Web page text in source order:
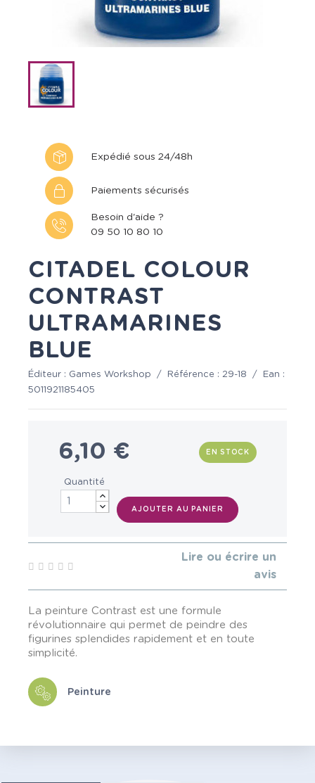
Expédié sous 24/48h
Paiements sécurisés
Besoin d'aide ?
09 50 10 80 10
CITADEL COLOUR
CONTRAST
ULTRAMARINES
BLUE
Éditeur : Games Workshop / Référence : 29-18 /
Ean :
5011921185405
6,10 € EN STOCK
Quantité
AJOUTER AU PANIER
Lire ou écrire un
avis
La peinture Contrast est une formule
révolutionnaire qui permet de peindre des
figurines splendides rapidement et en toute
simplicité.
Peinture